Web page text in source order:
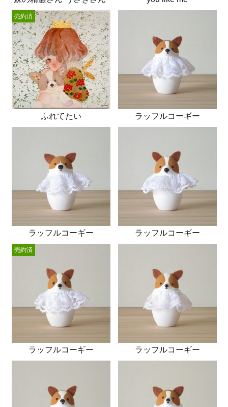
ふれてたい
売約済
ラッフルコーギー
ラッフルコーギー ラッフルコーギー
ラッフルコーギー
売約済
ラッフルコーギー